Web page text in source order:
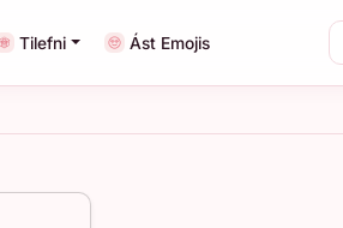
Tilefni Ást Emojis